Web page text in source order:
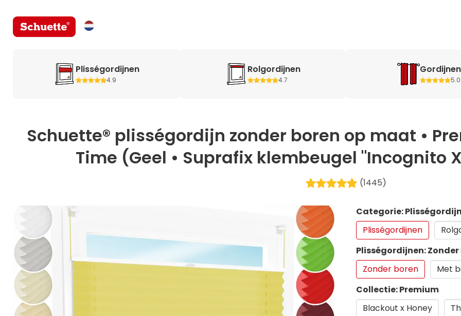
Plisségordijnen
4.9
Rolgordijnen
4.7
Gordijnen
5.0
Schuette® plisségordijn zonder boren op maat •
Time (Geel • Suprafix klembeugel "Incognito
(1445)
Categorie:
Plisségordijnen
Plisségordijnen: Zonder
Zonder boren
Met
Collectie: Premium
Blackout x Honey